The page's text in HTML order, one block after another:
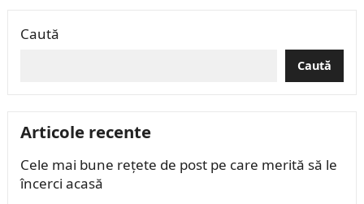
Caută
Caută
Articole recente
Cele mai bune rețete de post pe care merită să le
încerci acasă